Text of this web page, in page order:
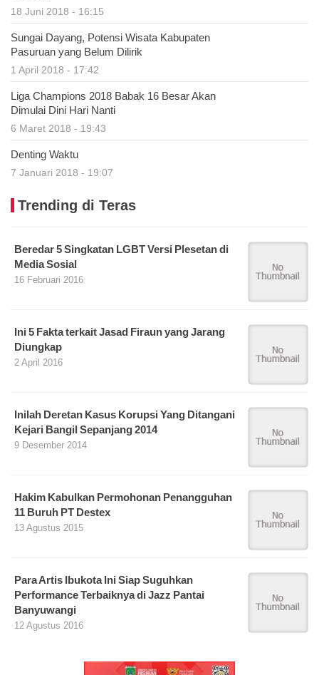
18 Juni 2018 - 16:15
Sungai Dayang, Potensi Wisata Kabupaten
Pasuruan yang Belum Dilirik
1 April 2018 - 17:42
Liga Champions 2018 Babak 16 Besar Akan
Dimulai Dini Hari Nanti
6 Maret 2018 - 19:43
Denting Waktu
7 Januari 2018 - 19:07
Trending di Teras
Beredar 5 Singkatan LGBT Versi Plesetan di
Media Sosial
16 Februari 2016
Ini 5 Fakta terkait Jasad Firaun yang Jarang
Diungkap
2 April 2016
Inilah Deretan Kasus Korupsi Yang Ditangani
Kejari Bangil Sepanjang 2014
9 Desember 2014
Hakim Kabulkan Permohonan Penangguhan
11 Buruh PT Destex
13 Agustus 2015
Para Artis Ibukota Ini Siap Suguhkan
Performance Terbaiknya di Jazz Pantai
Banyuwangi
12 Agustus 2016